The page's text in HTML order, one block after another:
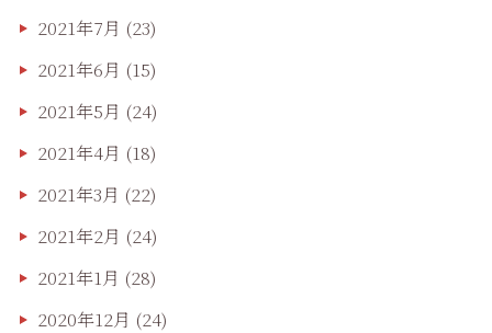
2021年7月 (23)
2021年6月 (15)
2021年5月 (24)
2021年4月 (18)
2021年3月 (22)
2021年2月 (24)
2021年1月 (28)
2020年12月 (24)